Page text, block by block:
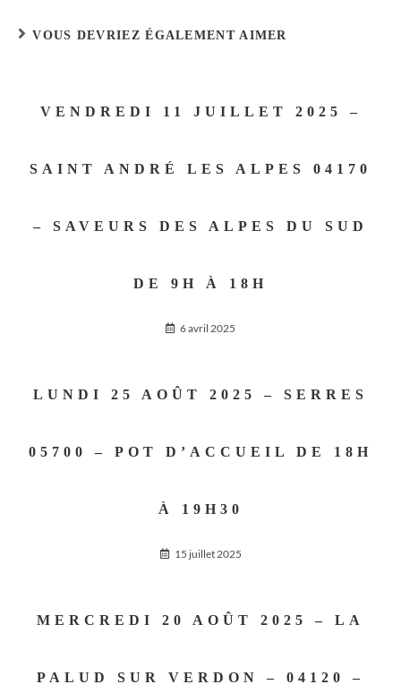
VOUS DEVRIEZ ÉGALEMENT AIMER
VENDREDI 11 JUILLET 2025 –
SAINT ANDRÉ LES ALPES 04170
– SAVEURS DES ALPES DU SUD
DE 9H À 18H
6 avril 2025
LUNDI 25 AOÛT 2025 – SERRES
05700 – POT D’ACCUEIL DE 18H
À 19H30
15 juillet 2025
MERCREDI 20 AOÛT 2025 – LA
PALUD SUR VERDON – 04120 –